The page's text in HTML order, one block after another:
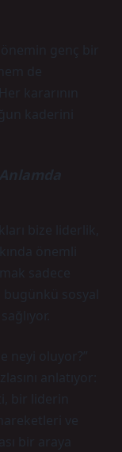
genç bir
de
kararının
kaderini
bize liderlik,
önemli
sadece
bugünkü sosyal
neyi oluyor?”
anlatıyor:
bir liderin
ve
bir araya